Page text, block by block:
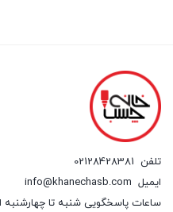
تلفن 02128428381
ایمیل info@khanechasb.com
ساعات پاسخگویی شنبه تا چهارشنبه از ساعت 9 الی 19 و پنج